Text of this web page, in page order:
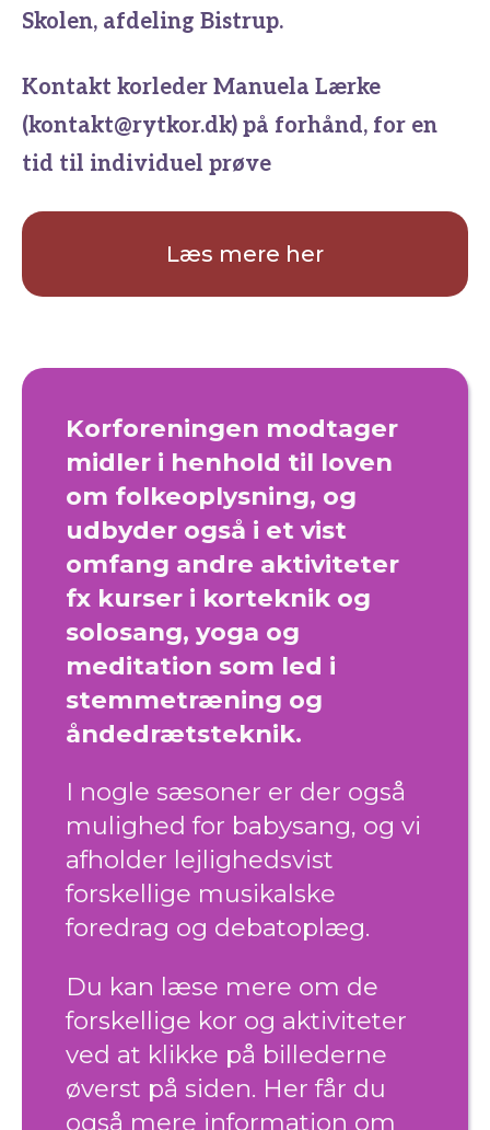
Skolen, afdeling Bistrup.
Kontakt korleder Manuela Lærke
(kontakt@rytkor.dk) på forhånd, for en
tid til individuel prøve
Læs mere her
Korforeningen modtager
midler i henhold til loven
om folkeoplysning, og
udbyder også i et vist
omfang andre aktiviteter
fx kurser i korteknik og
solosang, yoga og
meditation som led i
stemmetræning og
åndedrætsteknik.
I nogle sæsoner er der også
mulighed for babysang, og vi
afholder lejlighedsvist
forskellige musikalske
foredrag og debatoplæg.
Du kan læse mere om de
forskellige kor og aktiviteter
ved at klikke på billederne
øverst på siden. Her får du
også mere information om